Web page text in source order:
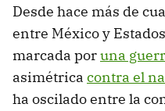
Desde hace más de
entre México y
marcada poruna
asimétrica contra el
ha oscilado entre la